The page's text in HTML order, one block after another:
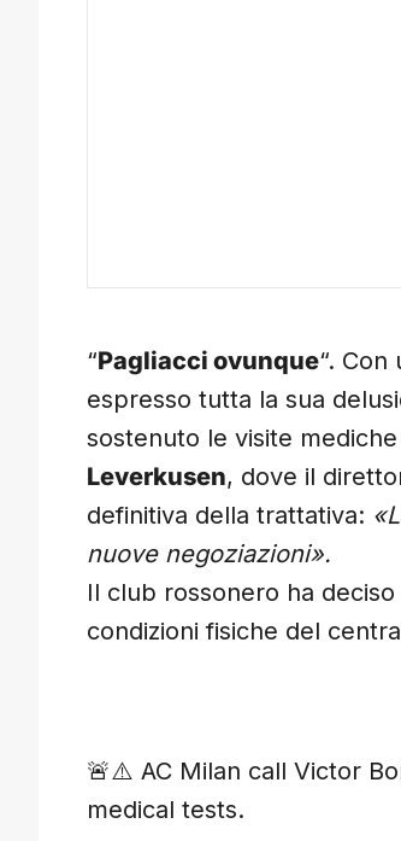
“Pagliacci ovunque“. Con
espresso tutta la sua
sostenuto le visite
Leverkusen, dove il
definitiva della trattativa:
nuove negoziazioni».
Il club rossonero ha
condizioni fisiche del
🚨⚠️ AC Milan call Victor
medical tests.